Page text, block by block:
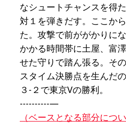
なシュートチャンスを得
対１を弾きだす。ここか
た。攻撃で前ががかりに
かかる時間帯に土屋、富
せた守りで踏ん張る。そ
スタイム決勝点を生んだ
３-２で東京Vの勝利。
----------—
（ベースとなる部分につ